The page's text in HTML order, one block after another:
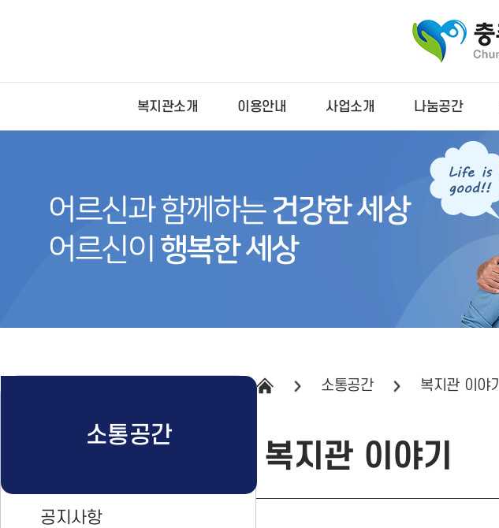
복지관소개 이용안내 사업소개 나눔공간
소통공간
공지사항
소통공간 복지관 이야기
복지관 이야기